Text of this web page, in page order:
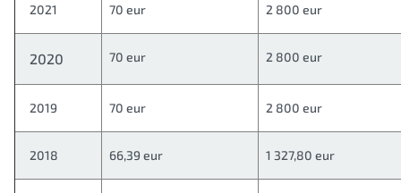
2021 70 eur 2 800 eur
2020 70 eur 2 800 eur
2019 70 eur 2 800 eur
2018 66,39 eur 1 327,80 eur